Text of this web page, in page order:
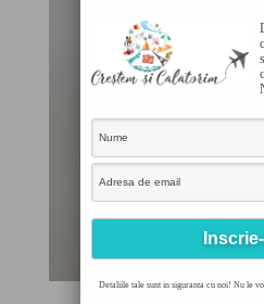
Detaliile tale sunt in siguranta cu noi! Nu le